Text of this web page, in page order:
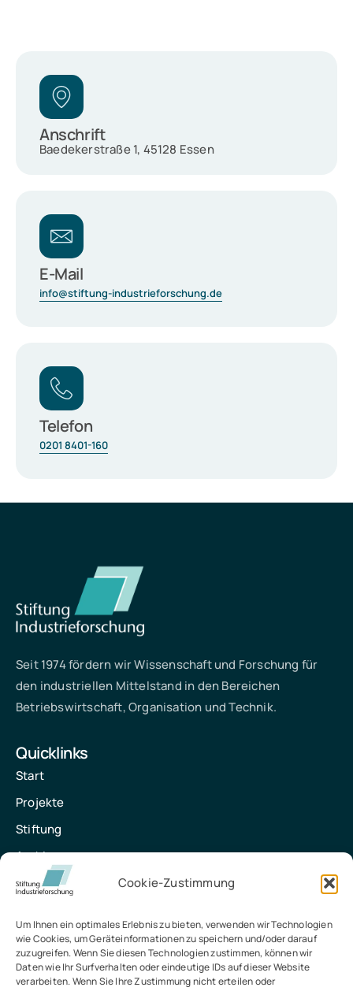
Cookie-Zustimmung
Um Ihnen ein optimales Erlebnis zu bieten, verwenden wir Technologien
wie Cookies, um Geräteinformationen zu speichern und/oder darauf
zuzugreifen. Wenn Sie diesen Technologien zustimmen, können wir
Daten wie Ihr Surfverhalten oder eindeutige IDs auf dieser Website
verarbeiten. Wenn Sie Ihre Zustimmung nicht erteilen oder
Anschrift
Baedekerstraße 1, 45128 Essen
E-Mail
info@stiftung-industrieforschung.de
Telefon
0201 8401-160
Seit 1974 fördern wir Wissenschaft und Forschung für
den industriellen Mittelstand in den Bereichen
Betriebswirtschaft, Organisation und Technik.
Quicklinks
Start
Projekte
Stiftung
Archiv
Kontakt
Kontakt
Stiftung Industrieforschung
Baedekerstraße 1, 45128 Essen